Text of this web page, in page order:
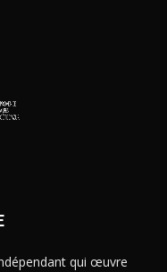
qui œuvre